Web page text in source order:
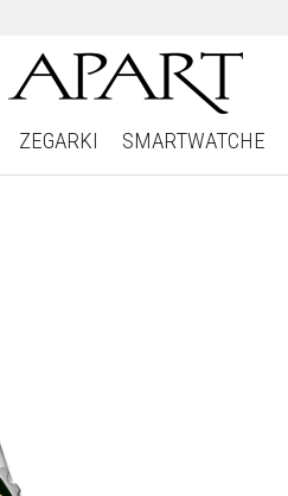
ZEGARKI SMARTWATCHE